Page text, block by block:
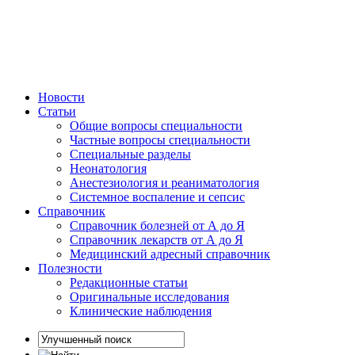
Новости
Статьи
Общие вопросы специальности
Частные вопросы специальности
Специальные разделы
Неонатология
Анестезиология и реаниматология
Системное воспаление и сепсис
Справочник
Справочник болезней от А до Я
Справочник лекарств от А до Я
Медицинский адресный справочник
Полезности
Редакционные статьи
Оригинальные исследования
Клинические наблюдения